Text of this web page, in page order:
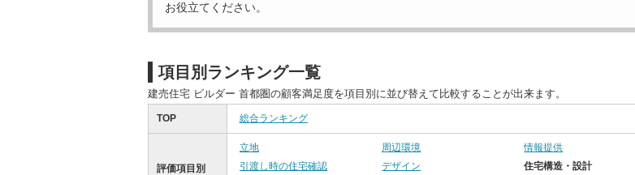
お役立てください。
項目別ランキング一覧
建売住宅 ビルダー 首都圏の顧客満足度を項目別に並び替えて比較することが出来ます。
TOP 総合ランキング
評価項目別
立地 周辺環境
情報提供
引渡し時の住宅確認
デザイン
住宅構造・設計